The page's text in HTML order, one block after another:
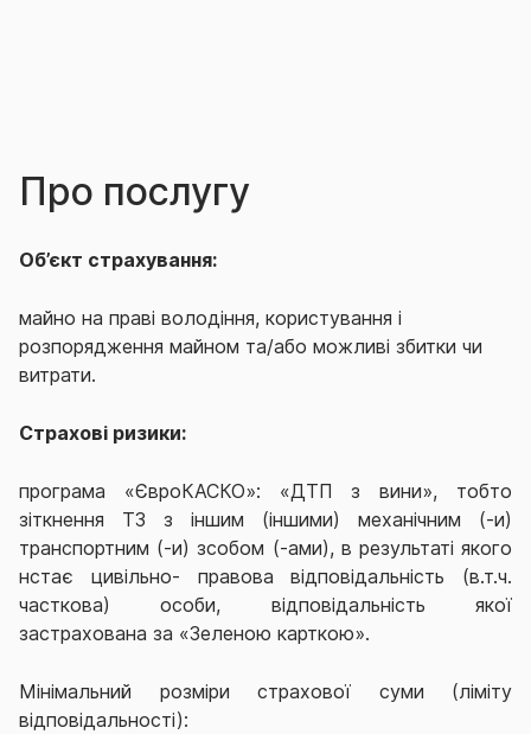
Про послугу
Об’єкт страхування:
майно на праві володіння, користування і
розпорядження майном та/або можливі збитки чи
витрати.
Страхові ризики:
програма «ЄвроКАСКО»: «ДТПз вини», тобто
зіткнення ТЗ з іншим (іншими) механічним (-и)
транспортним (-и) зсобом (-ами), в результаті якого
нстає цивільно- правова відповідальність (в.т.ч.
часткова) особи, відповідальність якої
застрахована за «Зеленою карткою».
Мінімальний розміри страхової суми (ліміту
відповідальності):